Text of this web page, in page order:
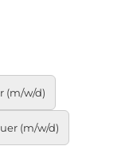
(m/w/d)
(m/w/d)